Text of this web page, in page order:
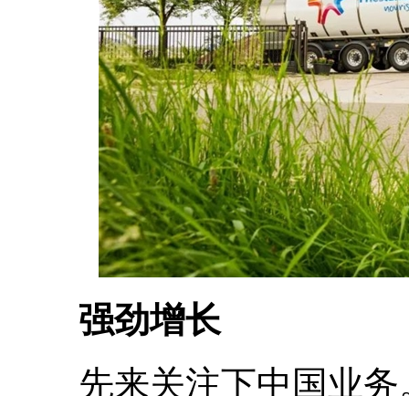
强劲增长
先来关注下中国业务